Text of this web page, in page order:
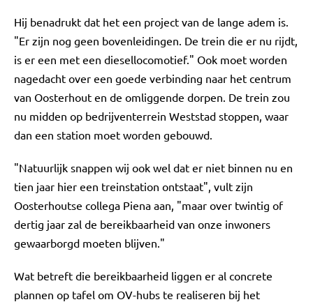
Hij benadrukt dat het een project van de lange adem is.
"Er zijn nog geen bovenleidingen. De trein die er nu rijdt,
is er een met een diesellocomotief." Ook moet worden
nagedacht over een goede verbinding naar het centrum
van Oosterhout en de omliggende dorpen. De trein zou
nu midden op bedrijventerrein Weststad stoppen, waar
dan een station moet worden gebouwd.
"Natuurlijk snappen wij ook wel dat er niet binnen nu en
tien jaar hier een treinstation ontstaat", vult zijn
Oosterhoutse collega Piena aan, "maar over twintig of
dertig jaar zal de bereikbaarheid van onze inwoners
gewaarborgd moeten blijven."
Wat betreft die bereikbaarheid liggen er al concrete
plannen op tafel om OV-hubs te realiseren bij het